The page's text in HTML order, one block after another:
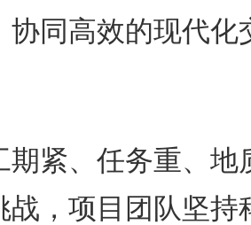
协同高效的现代化
紧、任务重、地
战，项目团队坚持